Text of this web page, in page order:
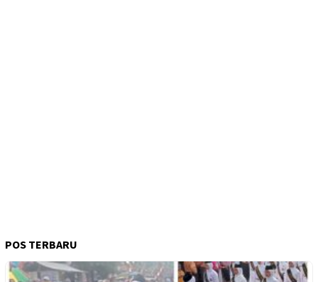
POS TERBARU